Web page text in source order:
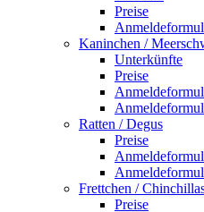
Preise
Kaninchen /
Unterkünfte
Preise
Ratten / Degus
Preise
Frettchen /
Preise